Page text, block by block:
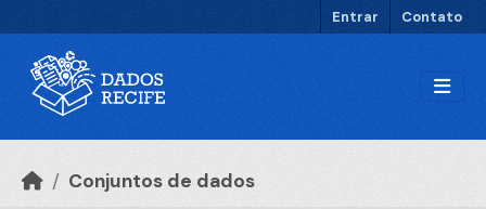
Entrar Contato
Conjuntos de dados